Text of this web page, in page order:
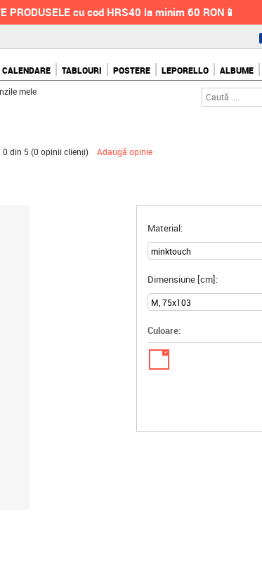
PRODUSELE cu cod HRS40 la minim 60 RON📱
CALENDARE TABLOURI POSTERE LEPORELLO ALBUME
mele
0 din 5 (0 opinii clienți) Adaugă opinie
Material:
Dimensiune [cm]:
Culoare:
✓